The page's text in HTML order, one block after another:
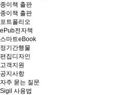
종이책 출판
종이책 출판
포트폴리오
ePub전자책
스마트eBook
정기간행물
편집디자인
고객지원
공지사항
자주 묻는 질문
Sigil 사용법